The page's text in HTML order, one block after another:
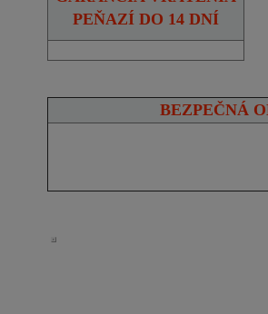
PEŇAZÍ DO 14 DNÍ
BEZPEČNÁ